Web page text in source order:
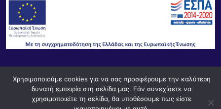
© Powered byKnowledge AE
Χρησιμοποιούμε cookies για να σας προσφέρουμε την καλύτερη
δυνατή εμπειρία στη σελίδα μας. Εάν συνεχίσετε να
χρησιμοποιείτε τη σελίδα, θα υποθέσουμε πως είστε